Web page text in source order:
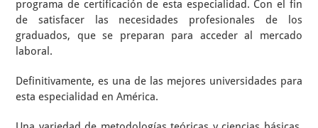
programa de certificación de esta especialidad. Con el fin
de satisfacer las necesidades profesionales de los
graduados, que se preparan para acceder al mercado
laboral.
Definitivamente, es una de las mejores universidades para
esta especialidad en América.